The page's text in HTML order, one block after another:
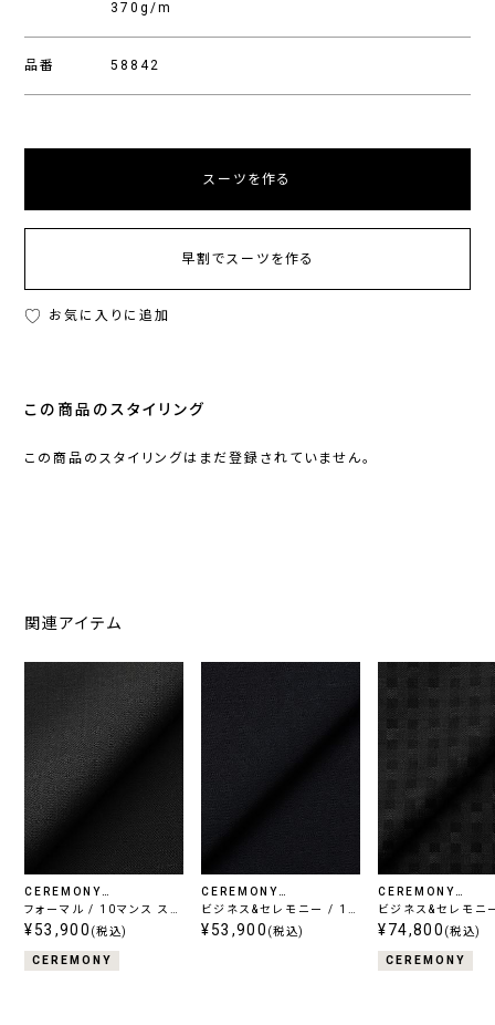
370g/m
品番 58842
スーツを作る
早割でスーツを作る
お気に入りに追加
この商品のスタイリング
この商品のスタイリングはまだ登録されていません。
関連アイテム
CEREMONY
COLLECTION
フォーマル / 10マンス スー
パーブラック
¥53,900 (税込)
CEREMONY
CEREMONY
COLLECTION
ビジネス&セレモニー / 10
マンス ネイビー
¥53,900 (税込)
CEREMONY
COLLECTION
ビジネス&セレモニ
ーパー
¥74,800 (税込)
CEREMONY